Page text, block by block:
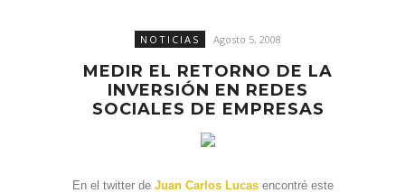
NOTICIAS Agosto 5, 2008
MEDIR EL RETORNO DE LA
INVERSIÓN EN REDES
SOCIALES DE EMPRESAS
En el twitter de Juan Carlos Lucas encontré este